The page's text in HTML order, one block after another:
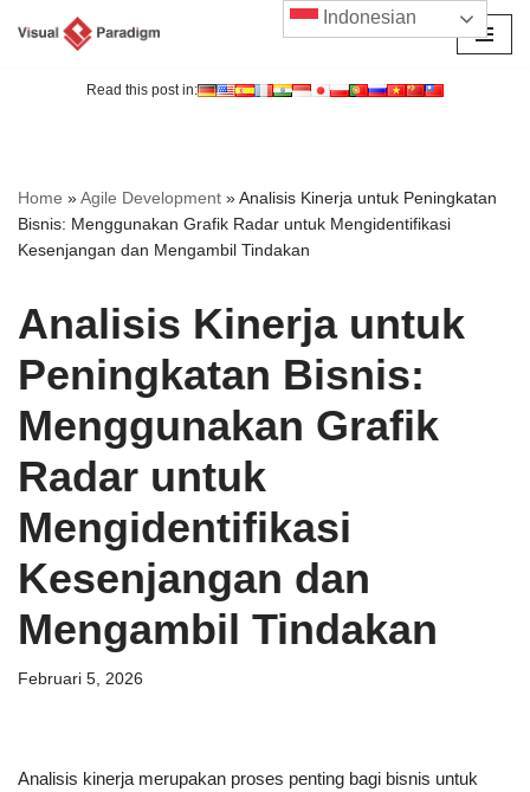
Read this post in:
Home »Agile Development »Analisis Kinerja untuk Peningkatan
Bisnis: Menggunakan Grafik Radar untuk Mengidentifikasi
Kesenjangan dan Mengambil Tindakan
Analisis Kinerja untuk
Peningkatan Bisnis:
Menggunakan Grafik
Radar untuk
Mengidentifikasi
Kesenjangan dan
Mengambil Tindakan
Februari 5, 2026
Analisis kinerja merupakan proses penting bagi bisnis untuk
Indonesian